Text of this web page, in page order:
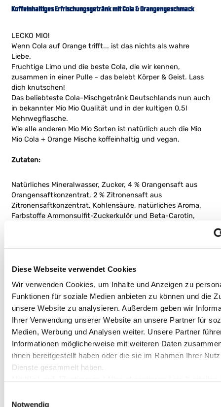
Diese Webseite verwendet Cookies
Wir verwenden Cookies, um Inhalte und Anzeigen zu
Funktionen für soziale Medien anbieten zu können und die
unsere Website zu analysieren. Außerdem geben wir
Ihrer Verwendung unserer Website an unsere Partner für
Medien, Werbung und Analysen weiter. Unsere Partner
Informationen möglicherweise mit weiteren Daten
ihnen bereitgestellt haben oder die sie im Rahmen Ihrer
Dienste gesammelt haben.
an unseren Partner, die shopware AG (Ebbinghoff 10, 48624
Notwendig
Koffeinhaltiges Erfrischungsgetränk mit Cola & Orangengeschmack
LECKO MIO!
Wenn Cola auf Orange trifft... ist das nichts als wahre
Liebe.
Fruchtige Limo und die beste Cola, die wir kennen,
zusammen in einer Pulle - das belebt Körper & Geist. Lass
dich knutschen!
Das beliebteste Cola-Mischgetränk Deutschlands nun auch
in bekannter Mio Mio Qualität und in der kultigen 0,5l
Mehrwegflasche.
Wie alle anderen Mio Mio Sorten ist natürlich auch die Mio
Mio Cola + Orange Mische koffeinhaltig und vegan.
Zutaten:
Natürliches Mineralwasser, Zucker, 4 % Orangensaft aus
Orangensaftkonzentrat, 2 % Zitronensaft aus
Zitronensaftkonzentrat, Kohlensäure, natürliches Aroma,
Farbstoffe Ammonsulfit-Zuckerkulör und Beta-Carotin,
Antioxidationsmittel Ascorbinsäure.
Koffeingehalt:
10mg/100ml
Durchschnittlicher Gehalt je 100ml:
Energie: 120kJ (29kcal), Fett: 0g davon gesättigte
Fettsäuren: 0g, Kohlenhydrate: 6,9g davon Zucker: 6,9g,
Eiweiß: 0g, Salz: 0,03g